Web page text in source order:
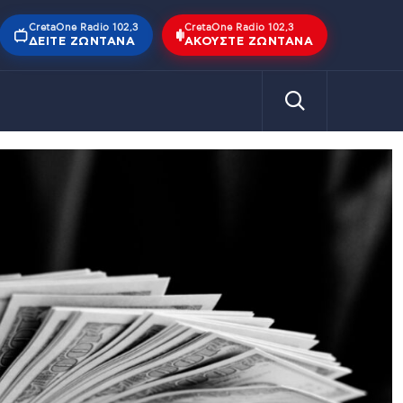
CretaOne Radio 102,3
ΔΕΊΤΕ ΖΩΝΤΑΝΆ
CretaOne Radio 102,3
ΑΚΟΎΣΤΕ ΖΩΝΤΑΝΆ